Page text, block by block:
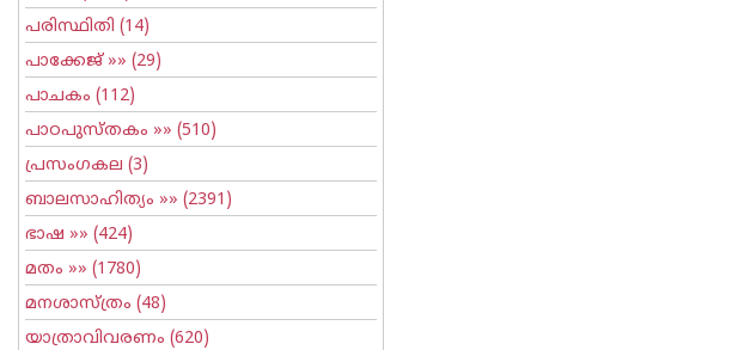
പരിസ്ഥിതി (14)
പാക്കേജ് »» (29)
പാചകം (112)
പാഠപുസ്തകം »» (510)
പ്രസംഗകല (3)
ബാലസാഹിത്യം »» (2391)
ഭാഷ »» (424)
മതം »» (1780)
മനശാസ്ത്രം (48)
യാത്രാവിവരണം (620)